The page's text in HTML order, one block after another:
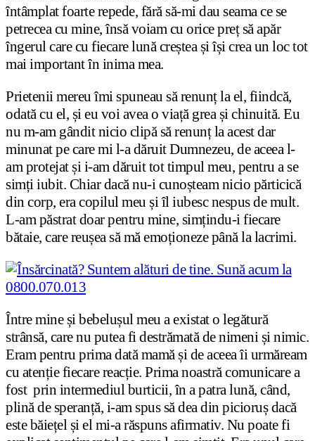
întâmplat foarte repede, fără să-mi dau seama ce se
petrecea cu mine, însă voiam cu orice preț să apăr
îngerul care cu fiecare lună creștea și își crea un loc tot
mai important în inima mea.
Prietenii mereu îmi spuneau să renunț la el, fiindcă,
odată cu el, și eu voi avea o viață grea și chinuită. Eu
nu m-am gândit nicio clipă să renunț la acest dar
minunat pe care mi l-a dăruit Dumnezeu, de aceea l-
am protejat și i-am dăruit tot timpul meu, pentru a se
simți iubit. Chiar dacă nu-i cunoșteam nicio părticică
din corp, era copilul meu și îl iubesc nespus de mult.
L-am păstrat doar pentru mine, simțindu-i fiecare
bătaie, care reușea să mă emoționeze până la lacrimi.
Între mine și bebelușul meu a existat o legătură
strânsă, care nu putea fi destrămată de nimeni și nimic.
Eram pentru prima dată mamă și de aceea îi urmăream
cu atenție fiecare reacție. Prima noastră comunicare a
fost prin intermediul burticii, în a patra lună, când,
plină de speranță, i-am spus să dea din picioruș dacă
este băiețel și el mi-a răspuns afirmativ. Nu poate fi